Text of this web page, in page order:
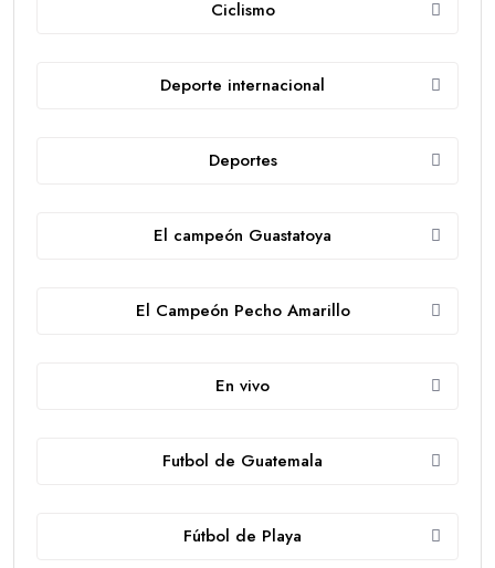
Ciclismo
Deporte internacional
Deportes
El campeón Guastatoya
El Campeón Pecho Amarillo
En vivo
Futbol de Guatemala
Fútbol de Playa